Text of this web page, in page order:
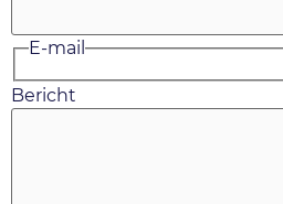
E-mail
Bericht